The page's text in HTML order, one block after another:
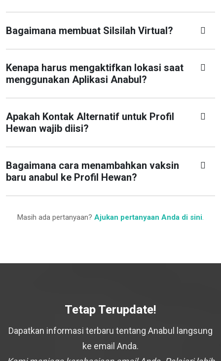
Bagaimana membuat Silsilah Virtual?
Kenapa harus mengaktifkan lokasi saat
menggunakan Aplikasi Anabul?
Apakah Kontak Alternatif untuk Profil
Hewan wajib diisi?
Bagaimana cara menambahkan vaksin
baru anabul ke Profil Hewan?
Masih ada pertanyaan? Ajukan pertanyaan Anda di sini.
Tetap Terupdate!
Dapatkan informasi terbaru tentang Anabul langsung
ke email Anda.